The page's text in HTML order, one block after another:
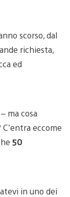
scorso, dal
richiesta,
ed
ma cosa
eccome
50
in uno dei